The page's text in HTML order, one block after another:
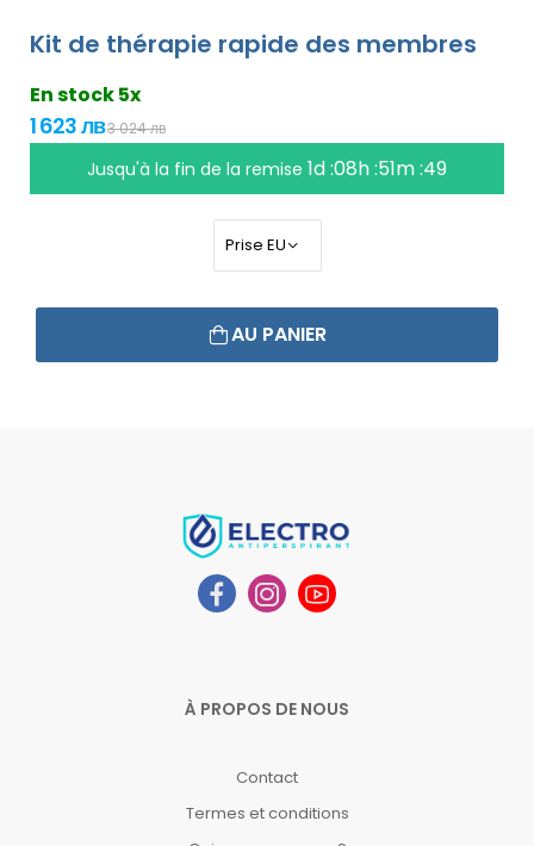
Kit de thérapie rapide des membres
En stock 5x
1 623 лв3 024 лв
Jusqu'à la fin de la remise 1d :08h :51m :48
AU PANIER
À PROPOS DE NOUS
Contact
Termes et conditions